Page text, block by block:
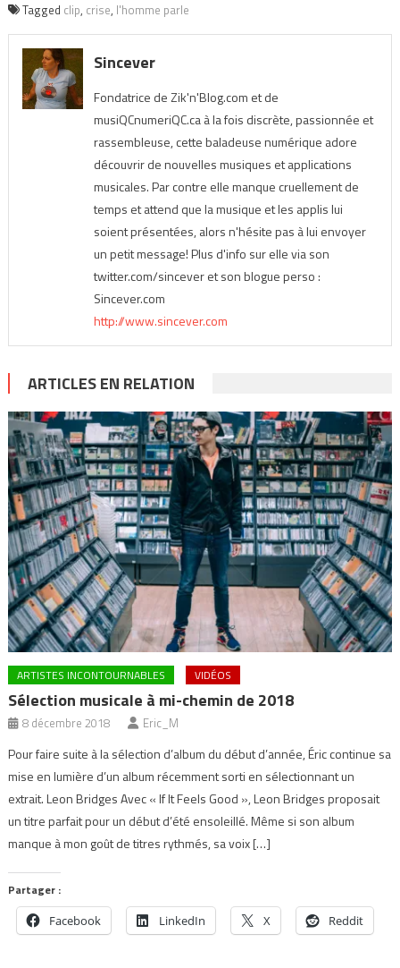
Tagged clip, crise, l'homme parle
Sincever
Fondatrice de Zik'n'Blog.com et de
musiQCnumeriQC.ca à la fois discrète, passionnée et
rassembleuse, cette baladeuse numérique adore
découvrir de nouvelles musiques et applications
musicales. Par contre elle manque cruellement de
temps et attend que la musique et les applis lui
soient présentées, alors n'hésite pas à lui envoyer
un petit message! Plus d'info sur elle via son
twitter.com/sincever et son blogue perso :
Sincever.com
http://www.sincever.com
ARTICLES EN RELATION
ARTISTES INCONTOURNABLES VIDÉOS
Sélection musicale à mi-chemin de 2018
8 décembre 2018 Eric_M
Pour faire suite à la sélection d’album du début d’année, Éric continue sa
mise en lumière d’un album récemment sorti en sélectionnant un
extrait. Leon Bridges Avec « If It Feels Good », Leon Bridges proposait
un titre parfait pour un début d’été ensoleillé. Même si son album
manque à mon goût de titres rythmés, sa voix […]
Partager :
Facebook LinkedIn X Reddit